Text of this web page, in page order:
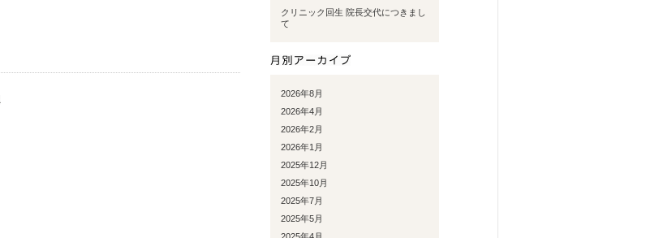
クリニック回生 院長交代につきまし
て
2026年8月
2026年4月
2026年2月
2026年1月
2025年12月
2025年10月
2025年7月
2025年5月